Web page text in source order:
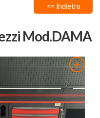
<< Indietro
Mod.DAMA